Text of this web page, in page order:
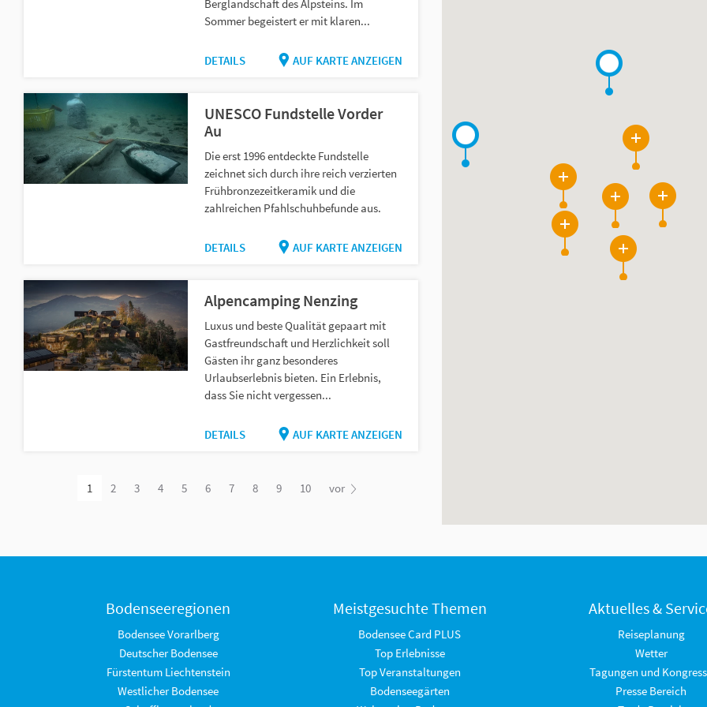
Berglandschaft des Alpsteins. Im
Sommer begeistert er mit klaren...
DETAILS AUF KARTE ANZEIGEN
UNESCO Fundstelle Vorder
Au
Die erst 1996 entdeckte Fundstelle
zeichnet sich durch ihre reich verzierten
Frühbronzezeitkeramik und die
zahlreichen Pfahlschuhbefunde aus.
DETAILS AUF KARTE ANZEIGEN
Alpencamping Nenzing
Luxus und beste Qualität gepaart mit
Gastfreundschaft und Herzlichkeit soll
Gästen ihr ganz besonderes
Urlaubserlebnis bieten. Ein Erlebnis,
dass Sie nicht vergessen...
DETAILS AUF KARTE ANZEIGEN
1 2 3 4 5 6 7 8 9 10 vor
Bodenseeregionen
Bodensee Vorarlberg
Deutscher Bodensee
Fürstentum Liechtenstein
Westlicher Bodensee
Meistgesuchte Themen
Bodensee Card PLUS
Top Erlebnisse
Top Veranstaltungen
Bodenseegärten
Aktuelles &
Reiseplanung
Wetter
Tagungen und
Presse Bereich